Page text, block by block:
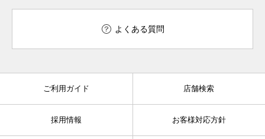
よくある質問
ご利用ガイド 店舗検索
採用情報 お客様対応方針